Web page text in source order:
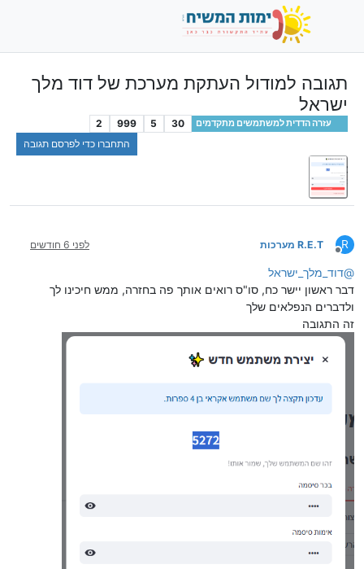
תגובה למודול העתקת מערכת של דוד מלך
ישראל
עזרה הדדית למשתמשים מתקדמים 30
5
999
2
התחברו כדי לפרסם תגובה
R
מנותק
R.E.T מערכות לפני 6 חודשים
@דוד_מלך_ישראל
דבר ראשון יישר כח, סו"ס רואים אותך פה בחזרה, ממש חיכינו לך
ולדברים הנפלאים שלך
זה התגובה